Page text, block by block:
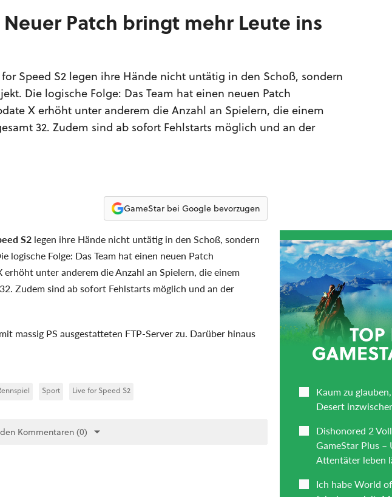
Patch bringt mehr Leute ins
Speed S2 legen ihre Hände nicht untätig in den Schoß, sondern
Die logische Folge: Das Team hat einen neuen Patch
X erhöht unter anderem die Anzahl an Spielern, die einem
32. Zudem sind ab sofort Fehlstarts möglich und an der
GameStar bei Google bevorzugen
S2 legen ihre Hände nicht untätig in den Schoß, sondern
Folge: Das Team hat einen neuen Patch
unter anderem die Anzahl an Spielern, die einem
Zudem sind ab sofort Fehlstarts möglich und an der
massig PS ausgestatteten FTP-Server zu. Darüber hinaus
Sport Live for Speed S2
Kommentaren (0)